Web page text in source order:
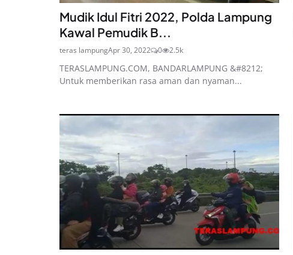
Mudik Idul Fitri 2022, Polda Lampung
Kawal Pemudik B...
teras lampungApr 30, 2022 0 2.5k
TERASLAMPUNG.COM, BANDARLAMPUNG &#8212;
Untuk memberikan rasa aman dan nyaman...